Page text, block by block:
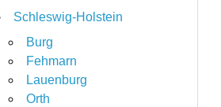
Schleswig-Holstein
Burg
Fehmarn
Lauenburg
Orth